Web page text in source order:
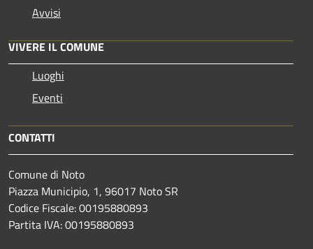
Avvisi
VIVERE IL COMUNE
Luoghi
Eventi
CONTATTI
Comune di Noto
Piazza Municipio, 1, 96017 Noto SR
Codice Fiscale: 00195880893
Partita IVA: 00195880893